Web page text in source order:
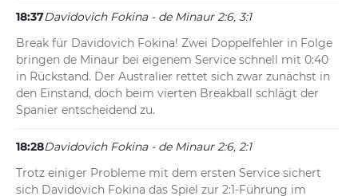
18:37Davidovich Fokina - de Minaur 2:6, 3:1
Break für Davidovich Fokina! Zwei Doppelfehler in Folge
bringen de Minaur bei eigenem Service schnell mit 0:40
in Rückstand. Der Australier rettet sich zwar zunächst in
den Einstand, doch beim vierten Breakball schlägt der
Spanier entscheidend zu.
18:28Davidovich Fokina - de Minaur 2:6, 2:1
Trotz einiger Probleme mit dem ersten Service sichert
sich Davidovich Fokina das Spiel zur 2:1-Führung im